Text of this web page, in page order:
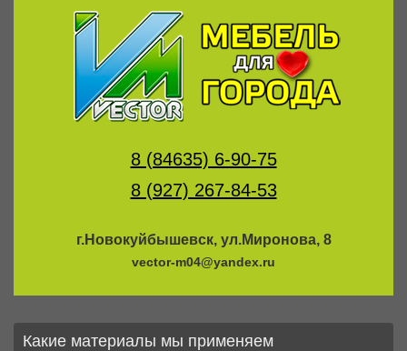
8 (84635) 6-90-75
8 (927) 267-84-53
г.Новокуйбышевск, ул.Миронова, 8
vector-m04@yandex.ru
Какие материалы мы применяем